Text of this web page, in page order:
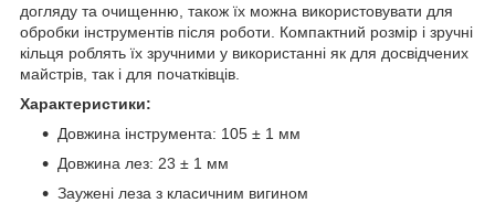
догляду та очищенню, також їх можна використовувати для
обробки інструментів після роботи. Компактний розмір і зручні
кільця роблять їх зручними у використанні як для досвідчених
майстрів, так і для початківців.
Характеристики:
Довжина інструмента: 105 ± 1 мм
Довжина лез: 23 ± 1 мм
Заужені леза з класичним вигином